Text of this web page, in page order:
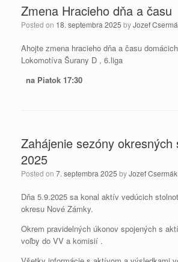
Zmena Hracieho dňa a času
Posted on 18. septembra 2025 byJozef
Ahojte zmena hracieho dňa a času
Lokomotíva Šurany D , 6.liga
na Piatok 17:30
Zahájenie sezóny
2025
Posted on 7. septembra 2025 byJozef Csermák
Dňa 5.9.2025 sa konal aktív vedúcich
okresu Nové Zámky.
Okrem pravidelných úkonov spojených s
voľby do VV a komisií .